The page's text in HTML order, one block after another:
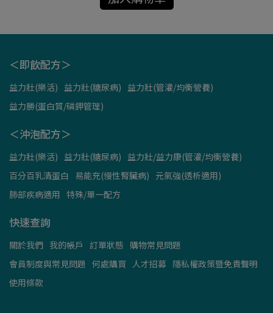
＜即飲配方＞
益力壯(樂活) 益力壯(糖尿病) 益力壯(管灌/均衡營養)
益力勝(蛋白質/磷鉀管理)
＜沖泡配方＞
益力壯(樂活) 益力壯(糖尿病) 益力壯/益力康(管灌/均衡營養)
百分百乳清蛋白 易能充(慢性腎臟病) 元氣強(透析適用)
肺部疾病適用 特殊/單一配方
快速查詢
關於我們 我的帳戶 訂單狀態 購物常見問題
會員制度與常見問題 何處購買 人才招募 隱私權政策暨免責聲明
使用條款